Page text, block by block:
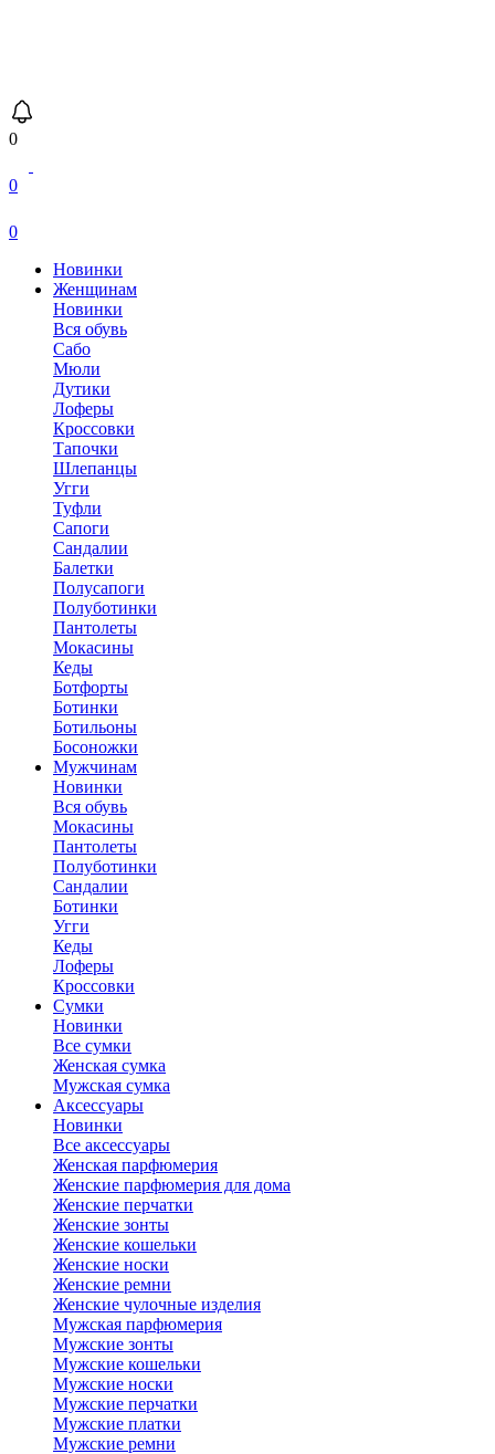
0
0
0
Новинки
Женщинам
Новинки
Вся обувь
Сабо
Мюли
Дутики
Лоферы
Кроссовки
Тапочки
Шлепанцы
Угги
Туфли
Сапоги
Сандалии
Балетки
Полусапоги
Полуботинки
Пантолеты
Мокасины
Кеды
Ботфорты
Ботинки
Ботильоны
Босоножки
Мужчинам
Новинки
Вся обувь
Мокасины
Пантолеты
Полуботинки
Сандалии
Ботинки
Угги
Кеды
Лоферы
Кроссовки
Сумки
Новинки
Все сумки
Женская сумка
Мужская сумка
Аксессуары
Новинки
Все аксессуары
Женская парфюмерия
Женские парфюмерия для дома
Женские перчатки
Женские зонты
Женские кошельки
Женские носки
Женские ремни
Женские чулочные изделия
Мужская парфюмерия
Мужские зонты
Мужские кошельки
Мужские носки
Мужские перчатки
Мужские платки
Мужские ремни